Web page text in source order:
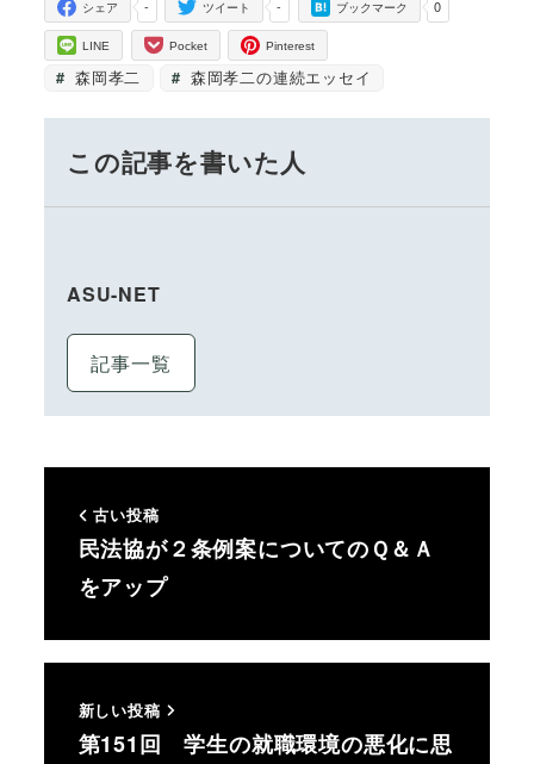
-
シェア -
ツイート 0
ブックマーク
LINE Pocket Pinterest
森岡孝二 森岡孝二の連続エッセイ
この記事を書いた人
ASU-NET
記事一覧
古い投稿
民法協が２条例案についてのＱ＆Ａ
をアップ
新しい投稿
第151回 学生の就職環境の悪化に思